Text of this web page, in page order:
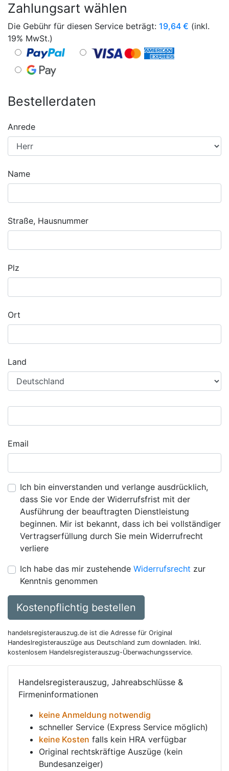
Zahlungsart wählen
Die Gebühr für diesen Service beträgt: 19,64 € (inkl.
19% MwSt.)
Bestellerdaten
Anrede
Name
Straße, Hausnummer
Plz
Ort
Land
Email
Ich bin einverstanden und verlange ausdrücklich,
dass Sie vor Ende der Widerrufsfrist mit der
Ausführung der beauftragten Dienstleistung
beginnen. Mir ist bekannt, dass ich bei vollständiger
Vertragserfüllung durch Sie mein Widerrufrecht
verliere
Ich habe das mir zustehende Widerrufsrecht zur
Kenntnis genommen
Kostenpflichtig bestellen
handelsregisterauszug.de ist die Adresse für Original
Handeslregisterauszüge aus Deutschland zum downladen. Inkl.
kostenlosem Handelsregisterauszug-Überwachungsservice.
Handelsregisterauszug, Jahreabschlüsse &
Firmeninformationen
keine Anmeldung notwendig
schneller Service (Express Service möglich)
keine Kosten falls kein HRA verfügbar
Original rechtskräftige Auszüge (kein
Bundesanzeiger)